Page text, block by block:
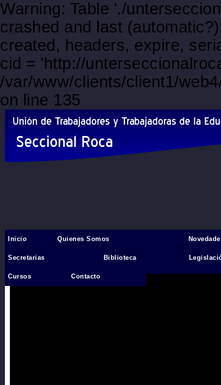
Warning: Table './
crashed and last
created, headers, expire,
cid = 'http://
/var/www/clients/client1/
on line 135
Inicio
Inicio Quienes Somos
Secretarias Biblioteca
Cursos Contacto